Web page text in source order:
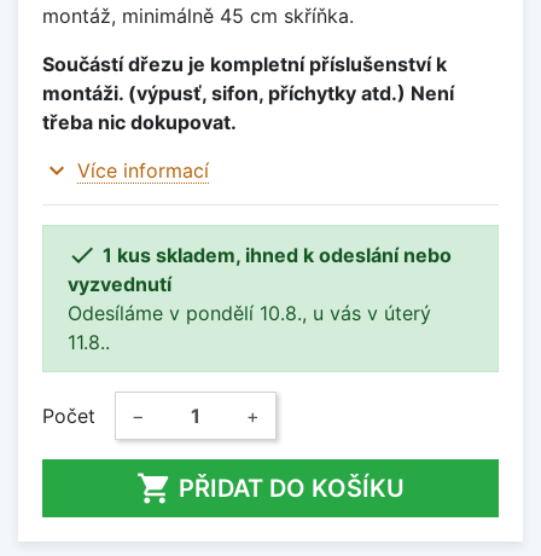
montáž, minimálně 45 cm skříňka.
Součástí dřezu je kompletní příslušenství k
montáži. (výpusť, sifon, příchytky atd.) Není
třeba nic dokupovat.
expand_more Více informací
 1 kus skladem, ihned k odeslání nebo
vyzvednutí
Odesíláme v pondělí 10.8., u vás v úterý
11.8..
Počet − +
 PŘIDAT DO KOŠÍKU